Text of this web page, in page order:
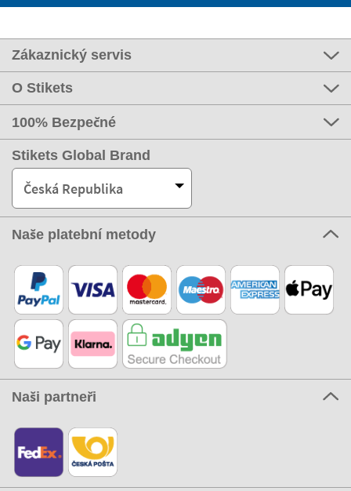
Zákaznický servis
O Stikets
100% Bezpečné
Stikets Global Brand
Česká Republika
Naše platební metody
Naši partneři